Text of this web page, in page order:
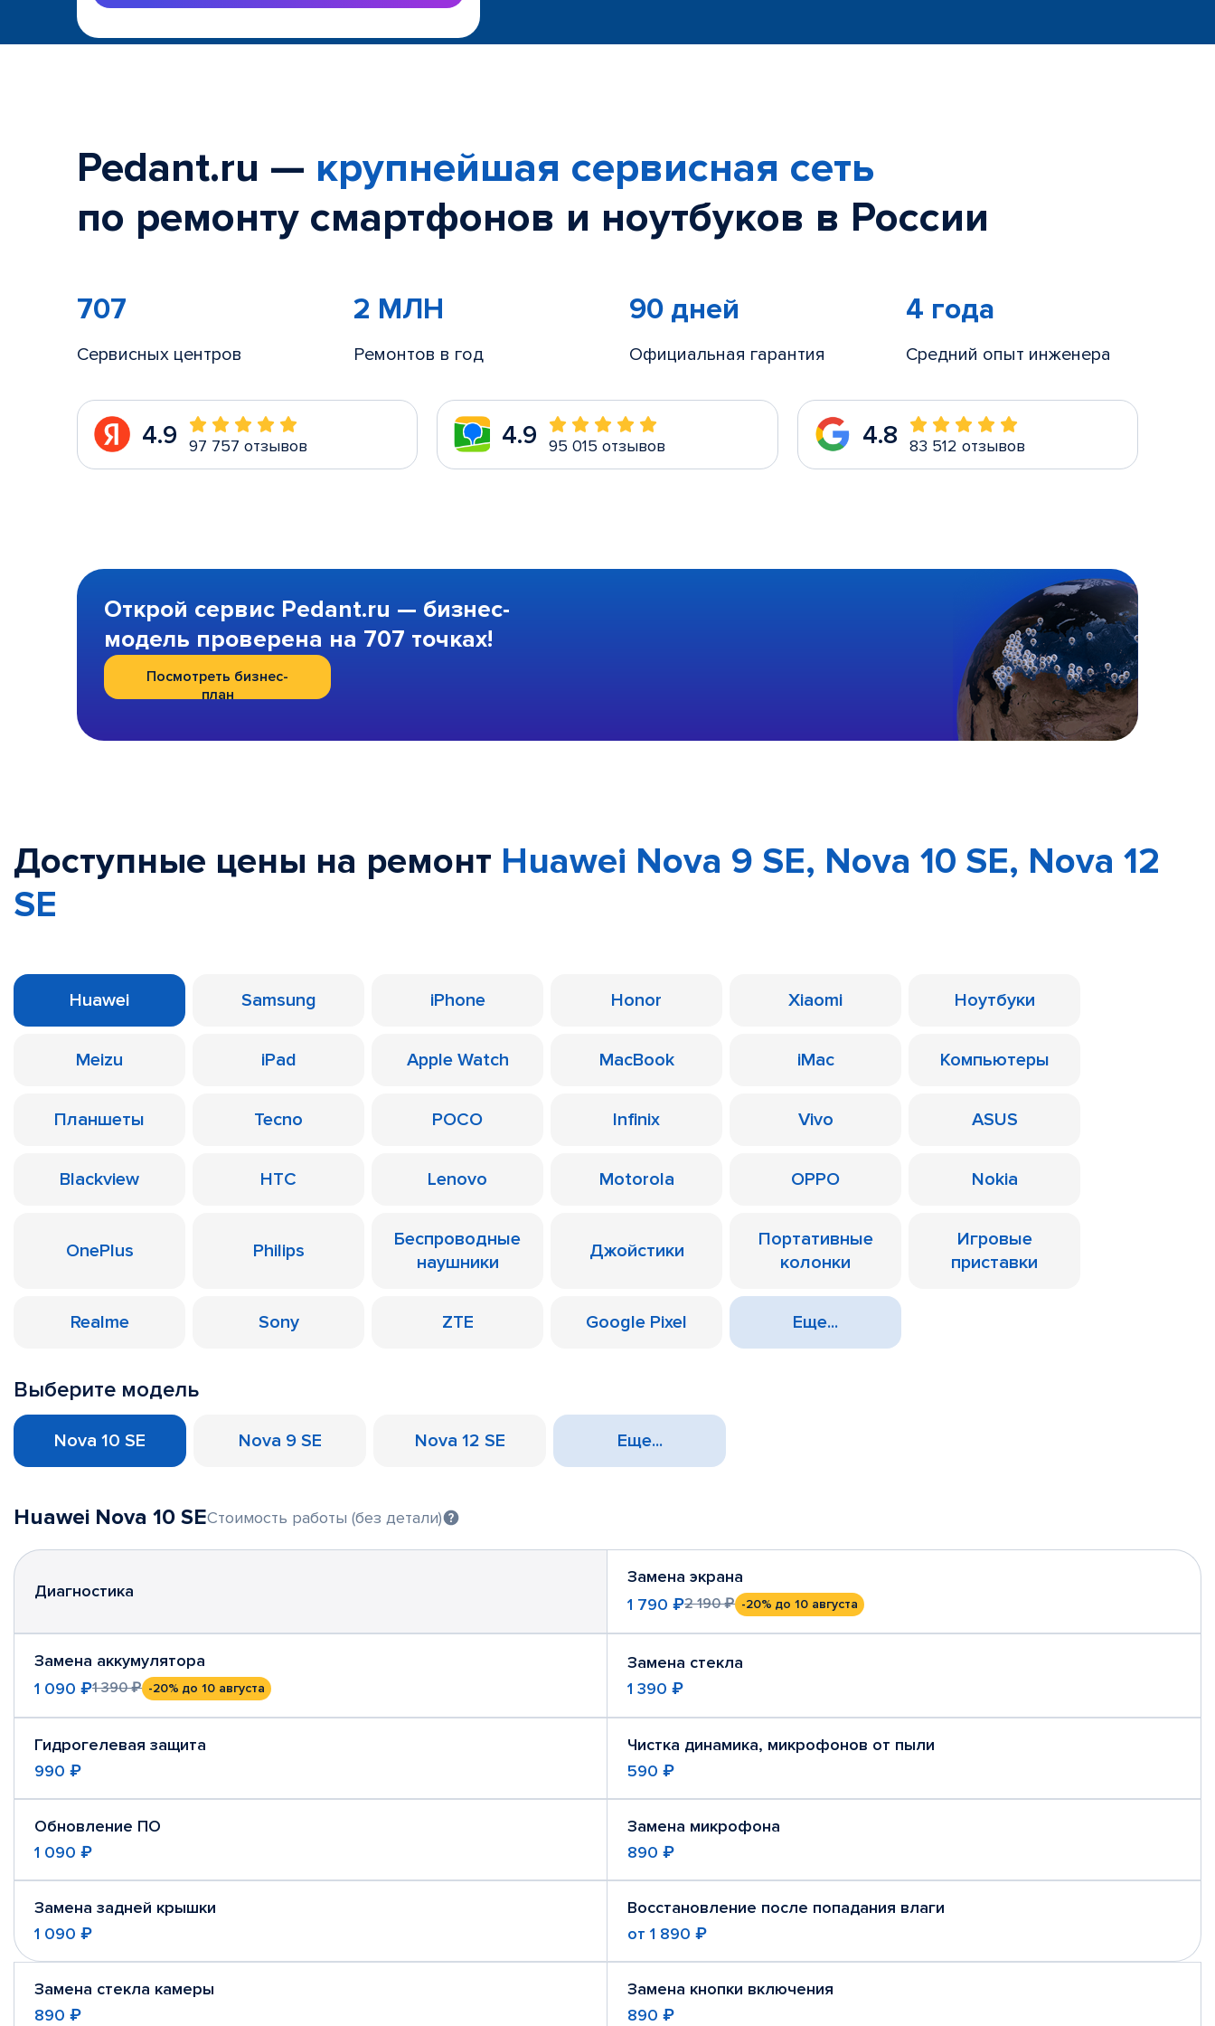
Pedant.ru — крупнейшая сервисная сеть
по ремонту смартфонов и ноутбуков в России
707
Сервисных центров
2 МЛН
Ремонтов в год
90 дней
Официальная гарантия
4 года
Средний опыт инженера
4.9 97 757 отзывов 4.9 95 015 отзывов 4.8 83 512 отзывов
Открой сервис Pedant.ru — бизнес-
модель проверена на 707 точках!
Посмотреть бизнес-
план
Доступные цены на ремонт Huawei Nova 9 SE, Nova 10 SE, Nova 12
SE
Huawei Samsung iPhone Honor Xiaomi Ноутбуки
Meizu iPad Apple Watch MacBook iMac Компьютеры
Планшеты Tecno POCO Infinix Vivo ASUS
Blackview HTC Lenovo Motorola OPPO Nokia
OnePlus Philips
Беспроводные
наушники
Джойстики
Портативные
колонки
Игровые
приставки
Realme Sony ZTE Google Pixel Еще...
Выберите модель
Nova 10 SE Nova 9 SE Nova 12 SE Еще...
Huawei Nova 10 SEСтоимость работы (без детали)
Диагностика
Замена экрана
1 790 ₽2 190 ₽ -20% до 10 августа
Замена аккумулятора
1 090 ₽1 390 ₽ -20% до 10 августа
Замена стекла
1 390 ₽
Гидрогелевая защита
990 ₽
Чистка динамика, микрофонов от пыли
590 ₽
Обновление ПО
1 090 ₽
Замена микрофона
890 ₽
Замена задней крышки
1 090 ₽
Восстановление после попадания влаги
от 1 890 ₽
Замена стекла камеры
890 ₽
Замена кнопки включения
890 ₽